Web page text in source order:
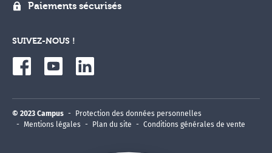
Paiements sécurisés
SUIVEZ-NOUS !
© 2023 Campus
Protection des données personnelles
Mentions légales
Plan du site Conditions générales de vente